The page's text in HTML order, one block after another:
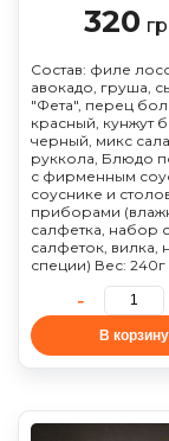
320
Состав: филе
авокадо, груша,
"Фета", перец
красный, кунжут
черный, микс
руккола, Блюдо
с фирменным
соуснике и
приборами
салфетка, набор
салфеток, вилка,
специи) Вес: 240г
В корзину